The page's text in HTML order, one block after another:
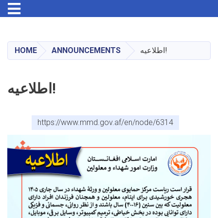
main
content
Toggle navigation
HOME ANNOUNCEMENTS اطلاعیه!
اطلاعیه!
https://www.mmd.gov.af/en/node/6314